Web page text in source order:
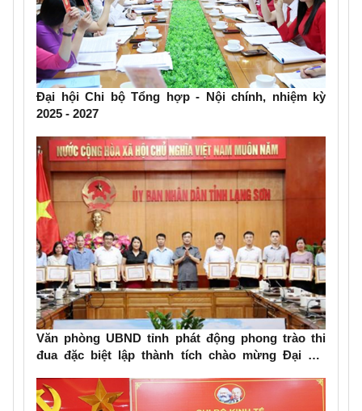
Đại hội Chi bộ Tổng hợp - Nội chính, nhiệm kỳ
2025 - 2027
Văn phòng UBND tỉnh phát động phong trào thi
đua đặc biệt lập thành tích chào mừng Đại hội
lần thứ XVIII